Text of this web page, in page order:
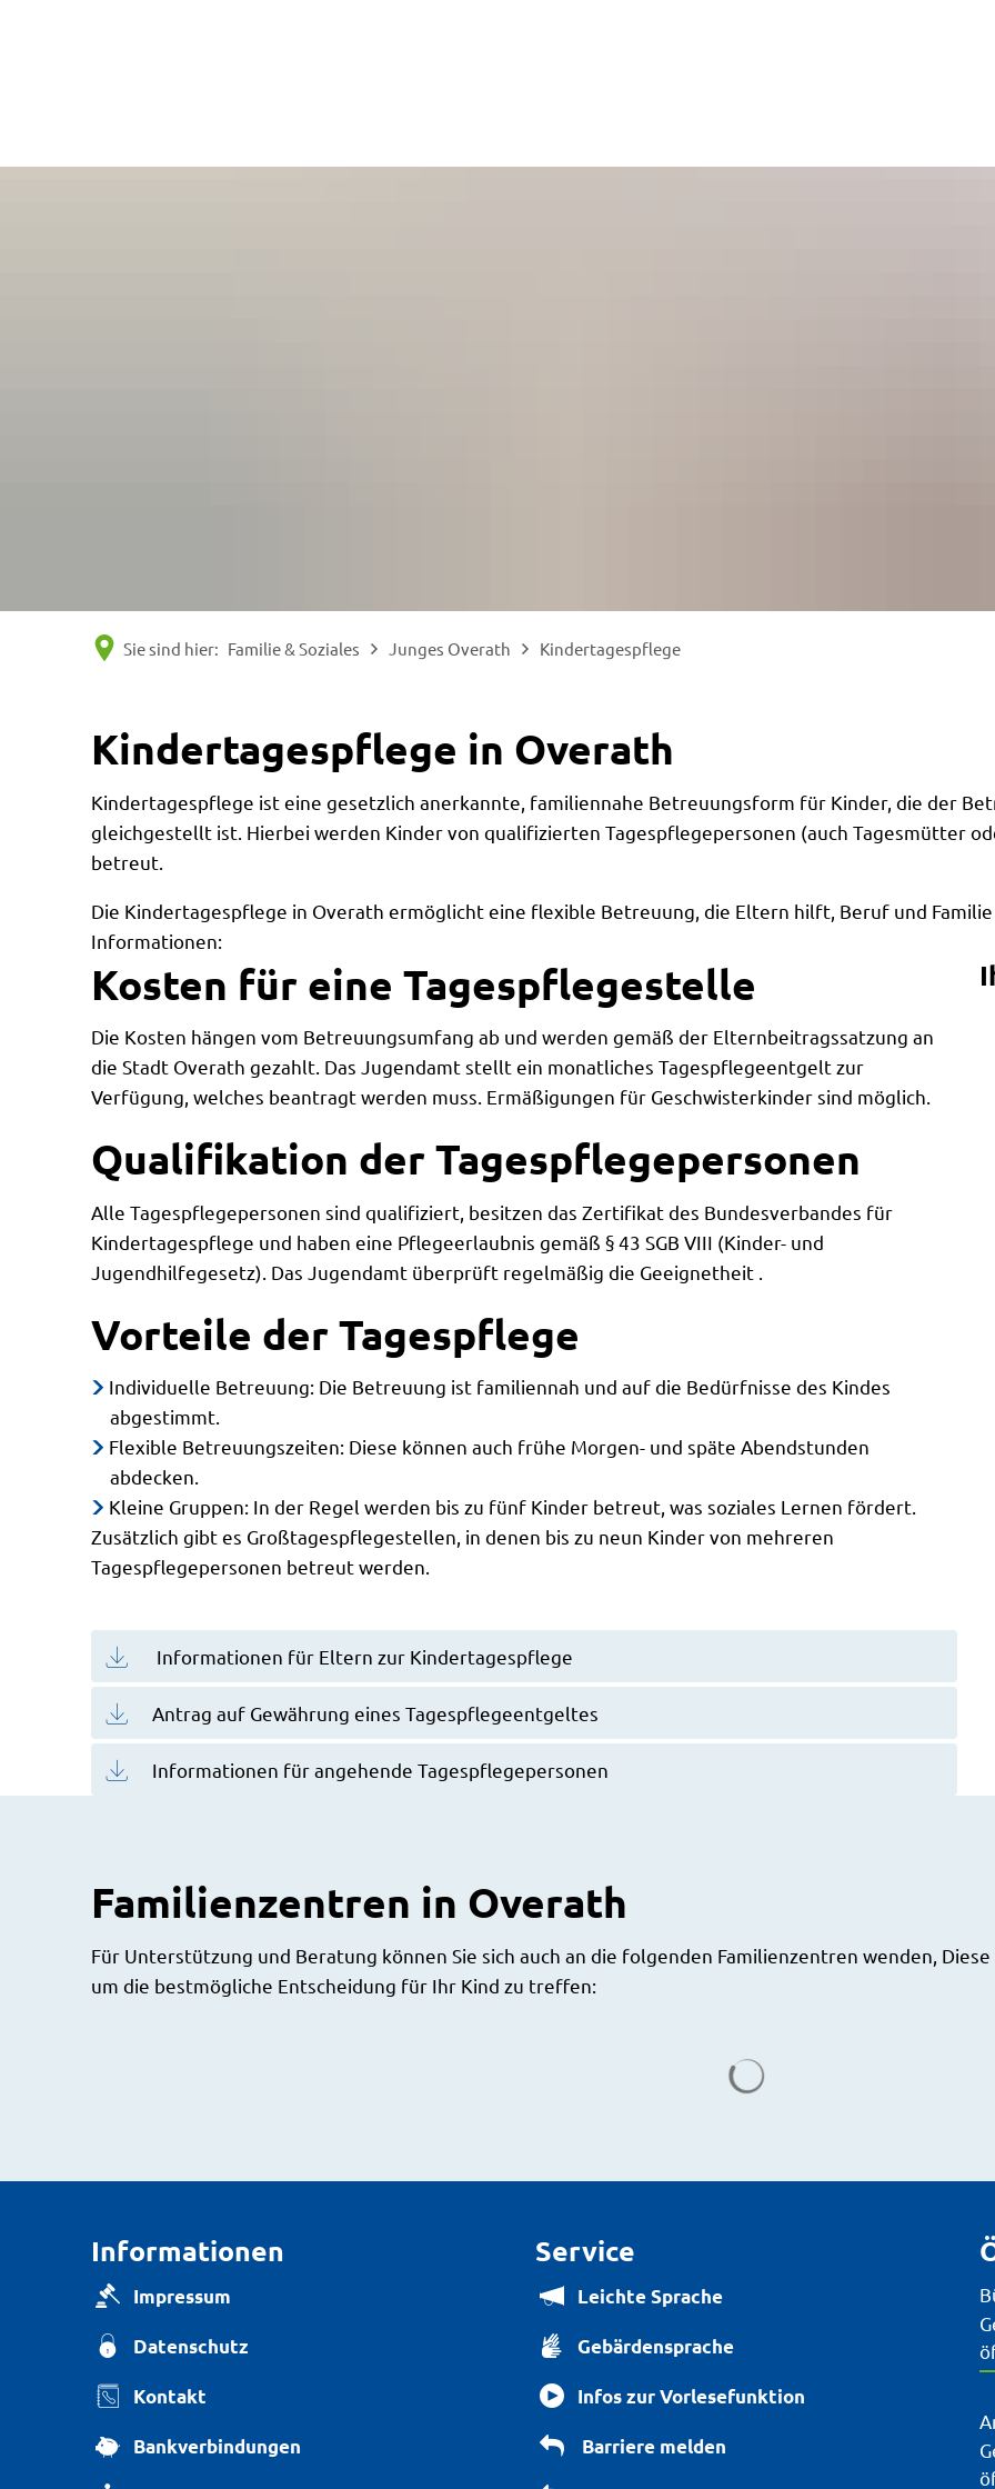
Sie sind hier: Familie & Soziales Junges Overath Kindertagespflege
Kindertagespflege in Overath
Kindertagespflege ist eine gesetzlich anerkannte, familiennahe Betreuungsform für Kinder, die der
gleichgestellt ist. Hierbei werden Kinder von qualifizierten Tagespflegepersonen (auch Tagesmütter
betreut.
Die Kindertagespflege in Overath ermöglicht eine flexible Betreuung, die Eltern hilft, Beruf und
Informationen:
Kosten für eine Tagespflegestelle
Die Kosten hängen vom Betreuungsumfang ab und werden gemäß der Elternbeitragssatzung an
die Stadt Overath gezahlt. Das Jugendamt stellt ein monatliches Tagespflegeentgelt zur
Verfügung, welches beantragt werden muss. Ermäßigungen für Geschwisterkinder sind möglich.
Qualifikation der Tagespflegepersonen
Alle Tagespflegepersonen sind qualifiziert, besitzen das Zertifikat des Bundesverbandes für
Kindertagespflege und haben eine Pflegeerlaubnis gemäß § 43 SGB VIII (Kinder- und
Jugendhilfegesetz). Das Jugendamt überprüft regelmäßig die Geeignetheit .
Vorteile der Tagespflege
Individuelle Betreuung: Die Betreuung ist familiennah und auf die Bedürfnisse des Kindes
abgestimmt.
Flexible Betreuungszeiten: Diese können auch frühe Morgen- und späte Abendstunden
abdecken.
Kleine Gruppen: In der Regel werden bis zu fünf Kinder betreut, was soziales Lernen fördert.
Zusätzlich gibt es Großtagespflegestellen, in denen bis zu neun Kinder von mehreren
Tagespflegepersonen betreut werden.
Informationen für Eltern zur Kindertagespflege
Antrag auf Gewährung eines Tagespflegeentgeltes
Informationen für angehende Tagespflegepersonen
Familienzentren in Overath
Für Unterstützung und Beratung können Sie sich auch an die folgenden Familienzentren wenden,
um die bestmögliche Entscheidung für Ihr Kind zu treffen:
Informationen
Impressum
Datenschutz
Kontakt
Bankverbindungen
Service
Leichte Sprache
Gebärdensprache
Infos zur Vorlesefunktion
Barriere melden